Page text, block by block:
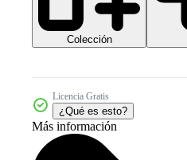
Colección
Licencia Gratis
¿Qué es esto?
Más información